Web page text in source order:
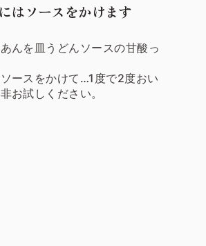
はソースをかけます
んを皿うどんソースの甘酸っ
ースをかけて…1度で2度おい
お試しください。